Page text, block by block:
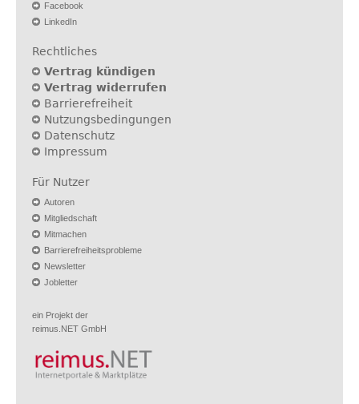
Facebook
LinkedIn
Rechtliches
Vertrag kündigen
Vertrag widerrufen
Barrierefreiheit
Nutzungsbedingungen
Datenschutz
Impressum
Für Nutzer
Autoren
Mitgliedschaft
Mitmachen
Barrierefreiheitsprobleme
Newsletter
Jobletter
ein Projekt der
reimus.NET GmbH